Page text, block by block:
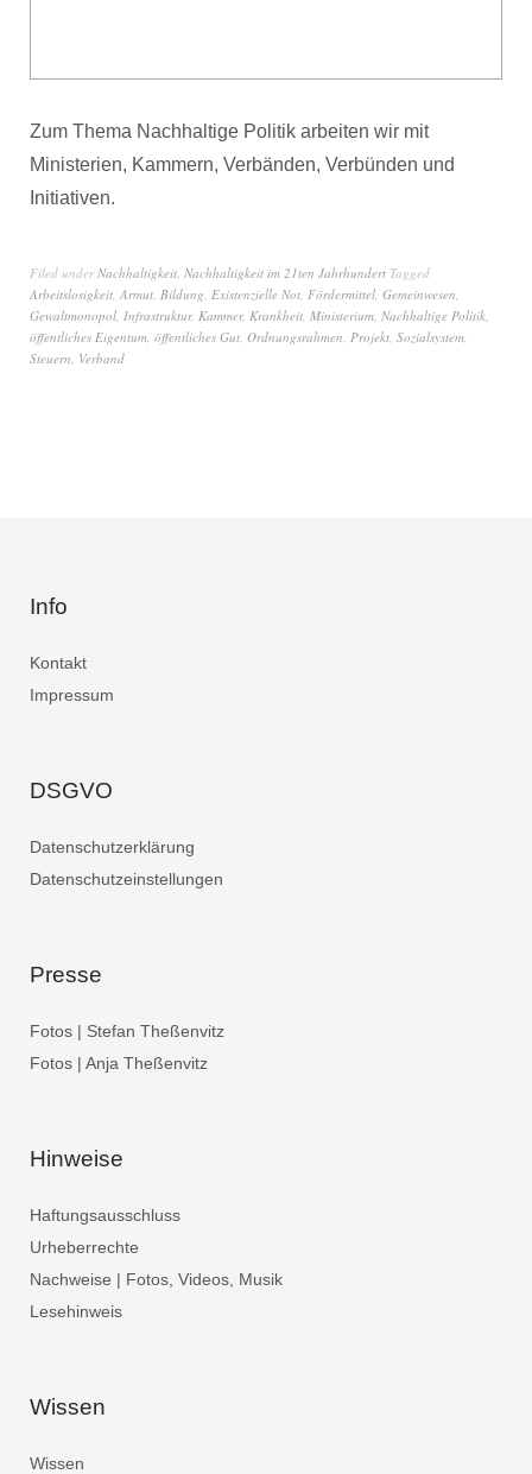
Zum Thema Nachhaltige Politik arbeiten wir mit
Ministerien, Kammern, Verbänden, Verbünden und
Initiativen.
Filed underNachhaltigkeit, Nachhaltigkeit im 21ten Jahrhundert Tagged
Arbeitslosigkeit, Armut, Bildung, Existenzielle Not, Fördermittel, Gemeinwesen,
Gewaltmonopol, Infrastruktur, Kammer, Krankheit, Ministerium, Nachhaltige Politik,
öffentliches Eigentum, öffentliches Gut, Ordnungsrahmen, Projekt, Sozialsystem,
Steuern, Verband
Info
Kontakt
Impressum
DSGVO
Datenschutzerklärung
Datenschutzeinstellungen
Presse
Fotos | Stefan Theßenvitz
Fotos | Anja Theßenvitz
Hinweise
Haftungsausschluss
Urheberrechte
Nachweise | Fotos, Videos, Musik
Lesehinweis
Wissen
Wissen